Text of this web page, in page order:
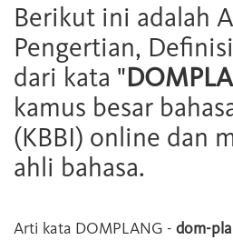
Berikut ini adalah
Pengertian,
dari kata "
kamus besar
(KBBI) online dan
ahli bahasa.
Arti kata DOMPLANG - dom-